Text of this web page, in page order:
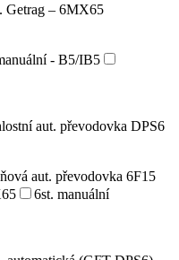
Getrag – 6MX65
- B5/IB5
aut. převodovka DPS6
aut. převodovka 6F15
6st. manuální